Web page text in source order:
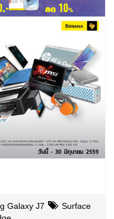
Galaxy J7
Surface